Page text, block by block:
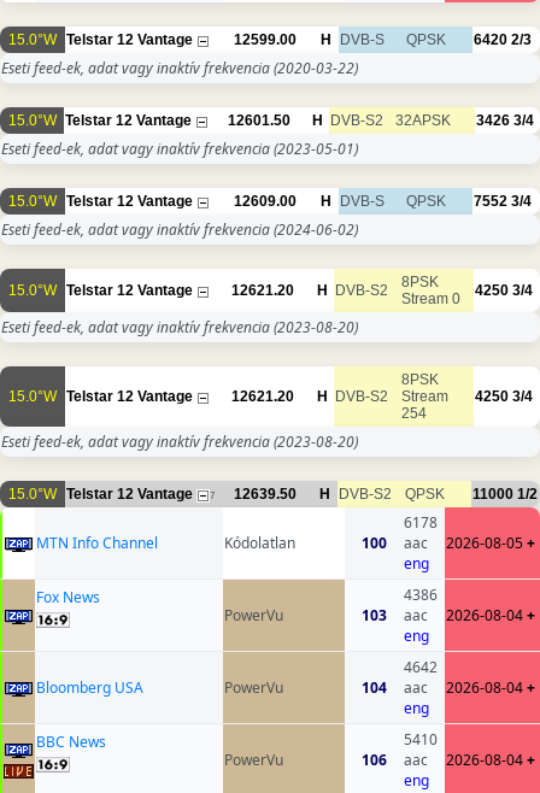
15.0°W Telstar 12 Vantage 12599.00 H DVB-S QPSK 6420 2/3
Eseti feed-ek, adat vagy inaktív frekvencia(2020-03-22)
15.0°W Telstar 12 Vantage 12601.50 H DVB-S2 32APSK 3426 3/4
Eseti feed-ek, adat vagy inaktív frekvencia(2023-05-01)
15.0°W Telstar 12 Vantage 12609.00 H DVB-S QPSK 7552 3/4
Eseti feed-ek, adat vagy inaktív frekvencia(2024-06-02)
15.0°W Telstar 12 Vantage 12621.20 H DVB-S2
8PSK
Stream 0
4250 3/4
Eseti feed-ek, adat vagy inaktív frekvencia(2023-08-20)
15.0°W Telstar 12 Vantage 12621.20 H DVB-S2
8PSK
Stream
254
4250 3/4
Eseti feed-ek, adat vagy inaktív frekvencia(2023-08-20)
15.0°W Telstar 12 Vantage 7 12639.50 H DVB-S2 QPSK 11000 1/2
MTN Info Channel Kódolatlan 100
6178
aac
eng
2026-08-05+
Fox News
PowerVu
103
4386
aac
eng
2026-08-04+
Bloomberg USA PowerVu 104
4642
aac
eng
2026-08-04+
BBC News
PowerVu
106
5410
aac
eng
2026-08-04+